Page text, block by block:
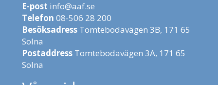
E-post info@aaf.se
Telefon 08-506 28 200
Besöksadress Tomtebodavägen 3B, 171 65
Solna
Postaddress Tomtebodavägen 3A, 171 65
Solna